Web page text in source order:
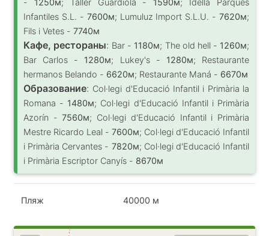
Infantiles S.L. - 7600м; Lumuluz Import S.L.U. - 7620м;
Fils i Vetes - 7740м
Кафе, рестораны: Bar - 1180м; The old hell - 1260м;
Bar Carlos - 1280м; Lukey's - 1280м; Restaurante
hermanos Belando - 6620м; Restaurante Maná - 6670м
Образование: Col·legi d'Educació Infantil i Primària la
Romana - 1480м; Col·legi d'Educació Infantil i Primària
Azorín -7560м; Col·legi d'Educació Infantil i Primària
Mestre Ricardo Leal - 7600м; Col·legi d'Educació Infantil
i Primària Cervantes - 7820м; Col·legi d'Educació Infantil
i Primària Escriptor Canyís - 8670м
Пляж 40000 м